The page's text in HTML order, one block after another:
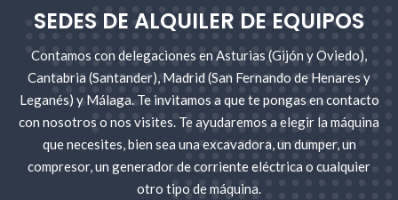
SEDES DE ALQUILER DE EQUIPOS
Contamos con delegaciones en Asturias (Gijón y Oviedo),
Cantabria (Santander), Madrid (San Fernando de Henares y
Leganés) y Málaga. Te invitamos a que te pongas en contacto
con nosotros o nos visites. Te ayudaremos a elegir la máquina
que necesites, bien sea una excavadora, un dumper, un
compresor, un generador de corriente eléctrica o cualquier
otro tipo de máquina.